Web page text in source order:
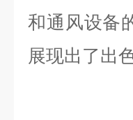
和通风设备
展现出了出